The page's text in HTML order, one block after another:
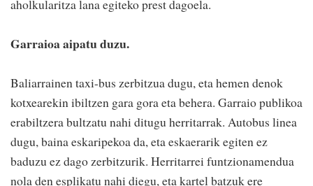
aholkularitza lana egiteko prest dagoela.
Garraioa aipatu duzu.
Baliarrainen taxi-bus zerbitzua dugu, eta hemen denok
kotxearekin ibiltzen gara gora eta behera. Garraio publikoa
erabiltzera bultzatu nahi ditugu herritarrak. Autobus linea
dugu, baina eskaripekoa da, eta eskaerarik egiten ez
baduzu ez dago zerbitzurik. Herritarrei funtzionamendua
nola den esplikatu nahi diegu, eta kartel batzuk ere